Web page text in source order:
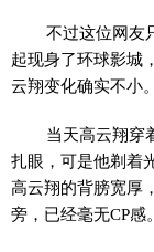
不过这位网友
起现身了环球影城
云翔变化确实不小。
当天高云翔穿
扎眼，可是他剃着
高云翔的背膀宽厚
旁，已经毫无CP感。